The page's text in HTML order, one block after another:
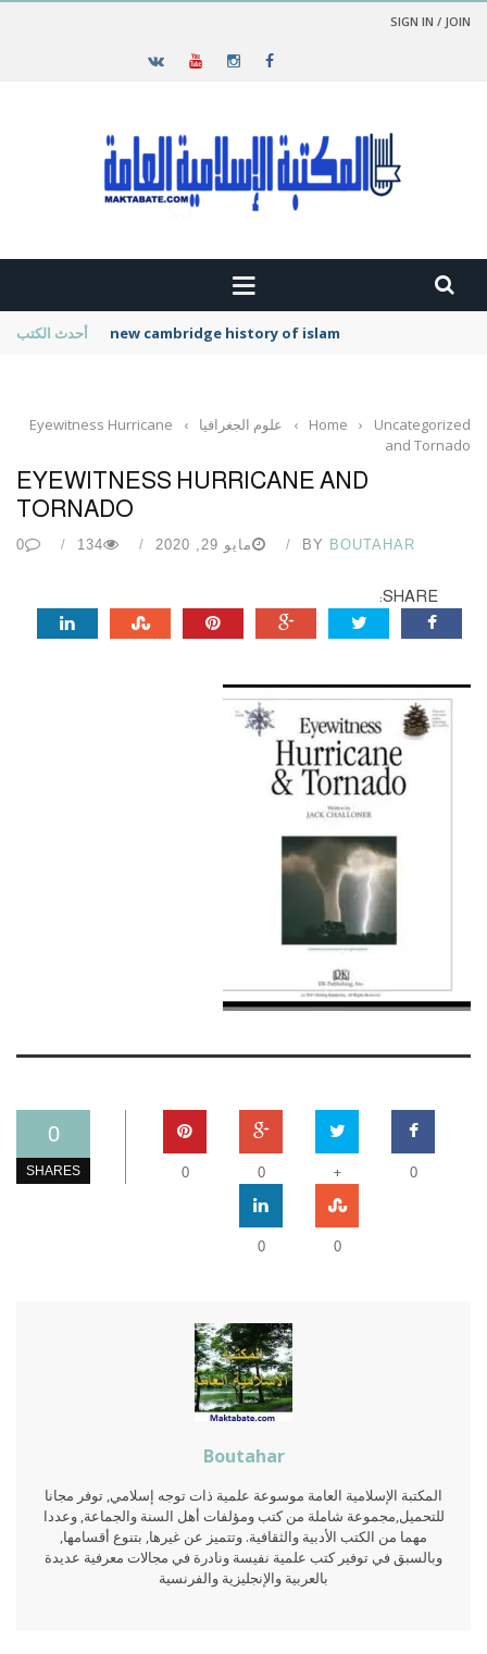
SIGN IN / JOIN
أحدث الكتب new cambridge history of islam
Home › Uncategorized
› علوم الجغرافيا ›
Eyewitness Hurricane
and Tornado
EYEWITNESS HURRICANE AND
TORNADO
BY BOUTAHAR مايو 29, 2020 134
0
SHARE:
0
SHARES 0
+
0
0
0
0
Boutahar
المكتبة الإسلامية العامة موسوعة علمية ذات توجه إسلامي, توفر مجانا
للتحميل,مجموعة شاملة من كتب ومؤلفات أهل السنة والجماعة, وعددا
مهما من الكتب الأدبية والثقافية. وتتميز عن غيرها, بتنوع أقسامها,
وبالسبق في توفير كتب علمية نفيسة ونادرة في مجالات معرفية عديدة
بالعربية والإنجليزية والفرنسية